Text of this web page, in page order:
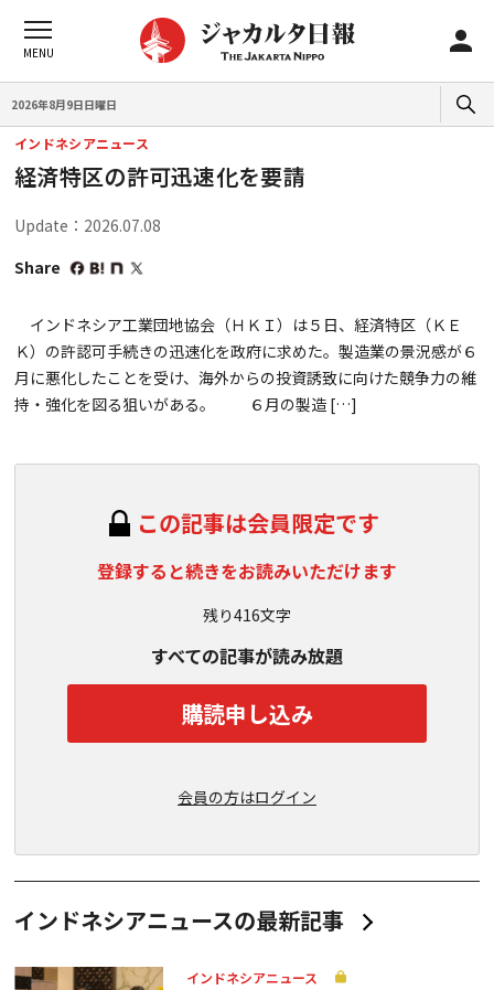
2026年8月9日日曜日
インドネシアニュース
経済特区の許可迅速化を要請
Update：2026.07.08
Share
インドネシア工業団地協会（ＨＫＩ）は５日、経済特区（ＫＥ
Ｋ）の許認可手続きの迅速化を政府に求めた。製造業の景況感が６
月に悪化したことを受け、海外からの投資誘致に向けた競争力の維
持・強化を図る狙いがある。 ６月の製造 […]
この記事は会員限定です
登録すると続きをお読みいただけます
残り416文字
すべての記事が読み放題
購読申し込み
会員の方はログイン
インドネシアニュースの最新記事
インドネシアニュース